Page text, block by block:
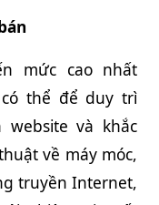
mức cao nhất
thể để duy trì
và khắc
về máy móc,
truyền Internet,